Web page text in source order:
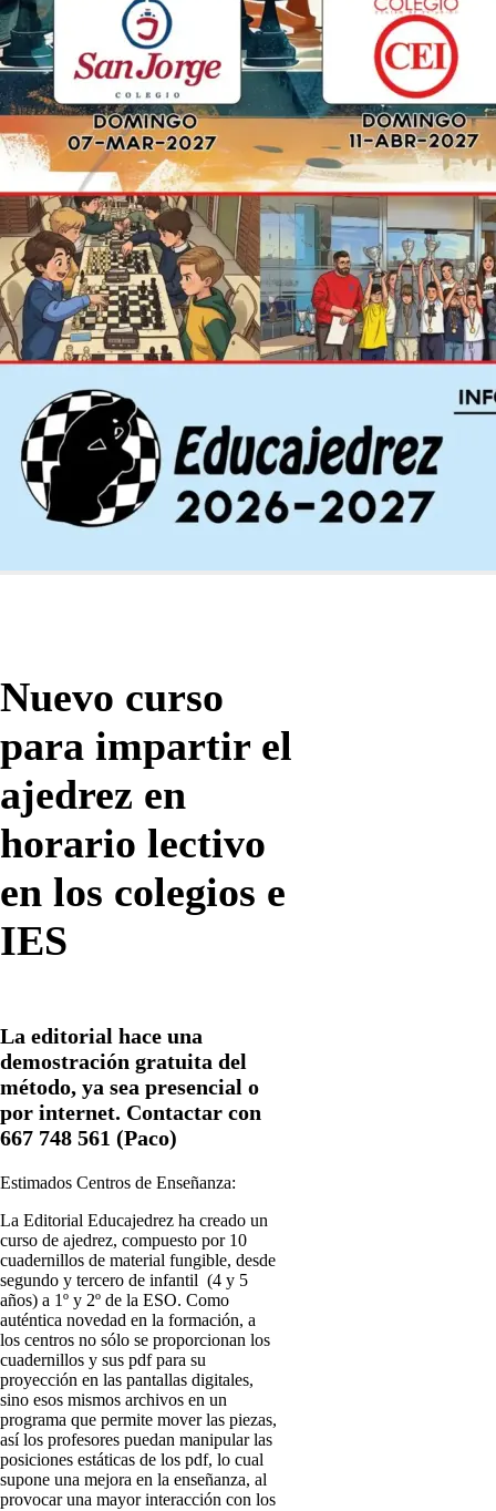
Nuevo curso
para impartir el
ajedrez en
horario lectivo
en los colegios e
IES
La editorial hace una
demostración gratuita del
método, ya sea presencial o
por internet. Contactar con
667 748 561 (Paco)
Estimados Centros de Enseñanza:
La Editorial Educajedrez ha creado un
curso de ajedrez, compuesto por 10
cuadernillos de material fungible, desde
segundo y tercero de infantil (4 y 5
años) a 1º y 2º de la ESO. Como
auténtica novedad en la formación, a
los centros no sólo se proporcionan los
cuadernillos y sus pdf para su
proyección en las pantallas digitales,
sino esos mismos archivos en un
programa que permite mover las piezas,
así los profesores puedan manipular las
posiciones estáticas de los pdf, lo cual
supone una mejora en la enseñanza, al
provocar una mayor interacción con los